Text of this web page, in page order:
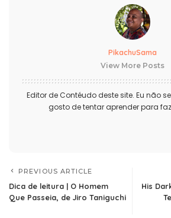
PikachuSama
View More Posts
Editor de Contéudo deste site. Eu não
gosto de tentar aprender para
PREVIOUS ARTICLE
Dica de leitura | O Homem
Que Passeia, de Jiro Taniguchi
His